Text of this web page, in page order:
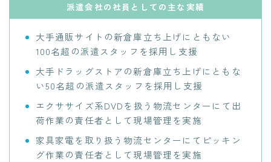
派遣会社の社員としての主な実績
大手通販サイトの新倉庫立ち上げにともない
100名超の派遣スタッフを採用し支援
大手ドラッグストアの新倉庫立ち上げにともな
い50名超の派遣スタッフを採用し支援
エクササイズ系DVDを扱う物流センターにて出
荷作業の責任者として現場管理を実施
家具家電を取り扱う物流センターにてピッキン
グ作業の責任者として現場管理を実施